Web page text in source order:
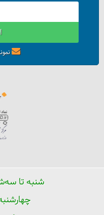
شنبه تا سه‌شنبه ۸:۴۵
چهارشنبه ۸:۴۵ تا